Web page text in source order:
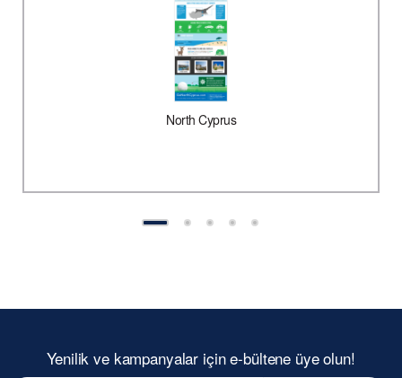
North Cyprus
Yenilik ve kampanyalar için e-bültene üye olun!